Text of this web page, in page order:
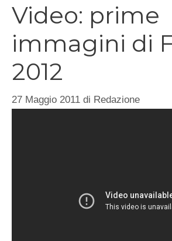
Video: prime
immagini di
2012
27 Maggio 2011 di Redazione